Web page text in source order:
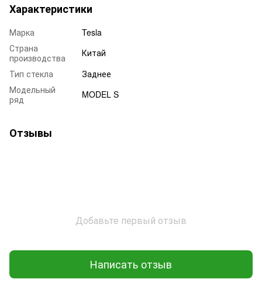
Характеристики
Марка
Tesla
Страна
производства
Китай
Тип стекла
Заднее
Модельный
ряд
MODEL S
Отзывы
Добавьте первый отзыв
Написать отзыв